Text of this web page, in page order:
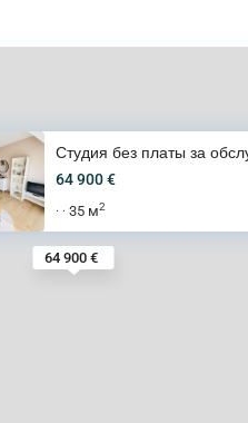
64 900 €
Студия без платы за
64 900 €
· · 35 м2